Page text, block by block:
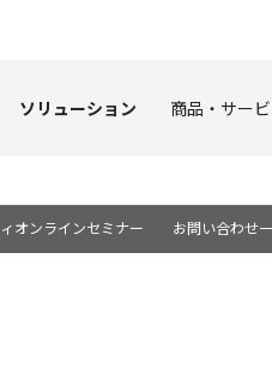
ソリューション 商品・サー
オンラインセミナー お問い合わせ